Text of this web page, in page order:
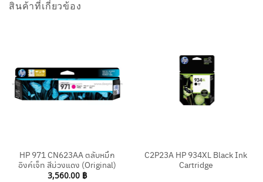
สินค้าที่เกี่ยวข้อง
HP 971 CN623AA ตลับหมึก
อิงค์เจ็ท สีม่วงแดง (Original)
3,560.00 ฿
C2P23A HP 934XL Black Ink
Cartridge